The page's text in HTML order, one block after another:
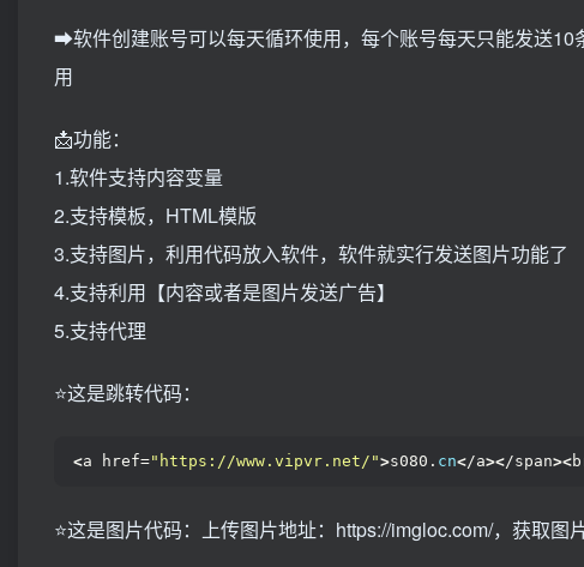
➡软件创建账号可以每天循环使用，每个账号每天只能发送
用
📩功能：
1.软件支持内容变量
2.支持模板，HTML模版
3.支持图片，利用代码放入软件，软件就实行发送图片功能了
4.支持利用【内容或者是图片发送广告】
5.支持代理
⭐️这是跳转代码：
<a href="https://www.vipvr.net/">s080. cn</a></span><
⭐️这是图片代码：上传图片地址：https://imgloc.com/，获取图